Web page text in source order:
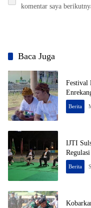
komentar saya
Baca Juga
Festival
Berita
IJTI
Berita